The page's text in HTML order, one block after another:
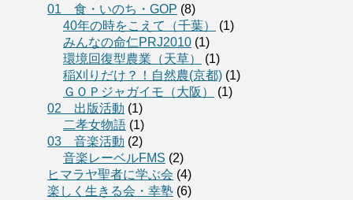
01 食・いのち・GOP (8)
40年の時をこえて（千葉）
(1)
みんなの命仁PRJ2010 (1)
環境回復型農業（天草）
(1)
稲刈りだけ？！自然農(京都) (1)
ＧＯＰジャガイモ（大阪）
(1)
02 出版活動 (1)
二孝女物語 (1)
03 音楽活動 (2)
音楽レーベルFMS (2)
ヒマラヤ聖者に学ぶ会 (4)
楽しく生きる会・幸塾 (6)